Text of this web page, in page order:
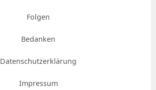
Folgen
Bedanken
Datenschutzerklärung
Impressum